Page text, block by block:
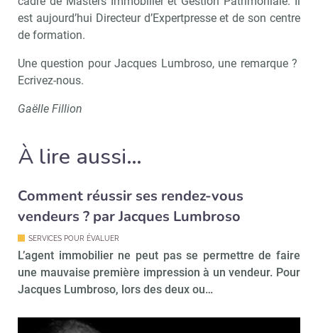
est aujourd’hui Directeur d’Expertpresse et de son centre
de formation.
Une question pour Jacques Lumbroso, une remarque ?
Ecrivez-nous.
Gaëlle Fillion
À lire aussi…
Comment réussir ses rendez-vous
vendeurs ? par Jacques Lumbroso
SERVICES POUR ÉVALUER
L’agent immobilier ne peut pas se permettre de faire
une mauvaise première impression à un vendeur. Pour
Jacques Lumbroso, lors des deux ou…
Recevoir Immo Matin